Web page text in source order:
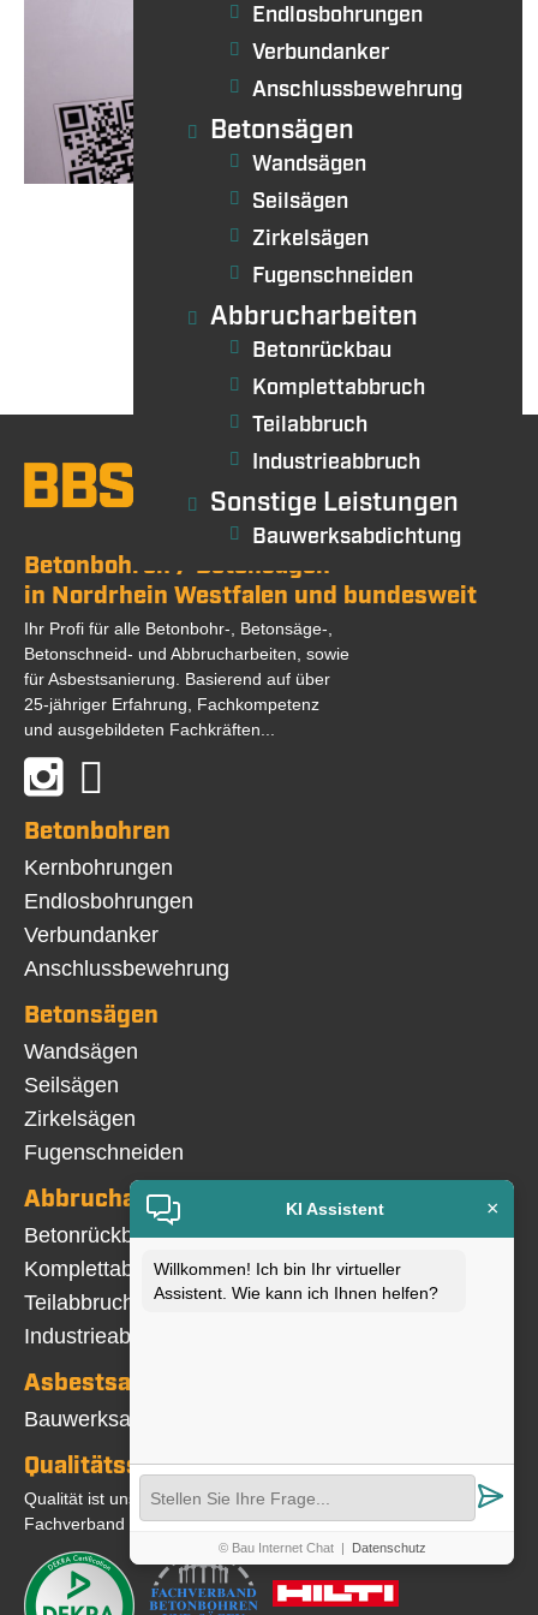
Endlosbohrungen
Verbundanker
Anschlussbewehrung
Betonsägen
Wandsägen
Seilsägen
Zirkelsägen
Fugenschneiden
Abbrucharbeiten
Betonrückbau
Komplettabbruch
Teilabbruch
Industrieabbruch
Sonstige Leistungen
Bauwerksabdichtung
Betonbohren / Betonsägen
in Nordrhein Westfalen und bundesweit
Ihr Profi für alle Betonbohr-, Betonsäge-,
Betonschneid- und Abbrucharbeiten, sowie
für Asbestsanierung. Basierend auf über
25-jähriger Erfahrung, Fachkompetenz
und ausgebildeten Fachkräften...
Betonbohren
Navigation
überspringen
Kernbohrungen
Endlosbohrungen
Verbundanker
Anschlussbewehrung
Betonsägen
Navigation
überspringen
Wandsägen
Seilsägen
Zirkelsägen
Fugenschneiden
Abbrucharbeiten
Navigation
überspringen
Betonrückbau
Komplettabbruch
Teilabbruch
Industrieabbruch
Asbestsanierung
Navigation
überspringen
Bauwerksabdichtung
Qualitätssicherung
Qualität ist uns wichtig. Wir sind Mitglied im
Fachverband und DEKRA-zertifiziert
KI Assistent ×
Willkommen! Ich bin Ihr virtueller
Assistent. Wie kann ich Ihnen helfen?
© Bau Internet Chat| Datenschutz